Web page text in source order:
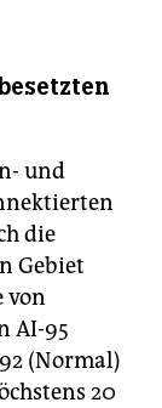
und
die
Gebiet
von
AI-95
(Normal)
20